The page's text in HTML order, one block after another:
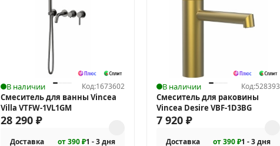
В наличии Код:1673602
Смеситель для ванны Vincea
Villa VTFW-1VL1GM
28 290 ₽
Доставка от 390 ₽1 - 3 дня
В наличии Код:528393
Смеситель для раковины
Vincea Desire VBF-1D3BG
7 920 ₽
Доставка от 390 ₽1 - 3 дня